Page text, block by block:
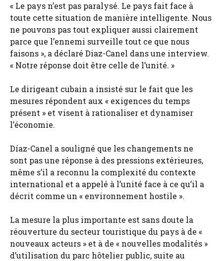
« Le pays n’est pas paralysé. Le pays fait face à
toute cette situation de manière intelligente. Nous
ne pouvons pas tout expliquer aussi clairement
parce que l’ennemi surveille tout ce que nous
faisons », a déclaré Diaz-Canel dans une interview.
« Notre réponse doit être celle de l’unité. »
Le dirigeant cubain a insisté sur le fait que les
mesures répondent aux « exigences du temps
présent » et visent à rationaliser et dynamiser
l’économie.
Díaz-Canel a souligné que les changements ne
sont pas une réponse à des pressions extérieures,
même s’il a reconnu la complexité du contexte
international et a appelé à l’unité face à ce qu’il a
décrit comme un « environnement hostile ».
La mesure la plus importante est sans doute la
réouverture du secteur touristique du pays à de «
nouveaux acteurs » et à de « nouvelles modalités »
d’utilisation du parc hôtelier public, suite au